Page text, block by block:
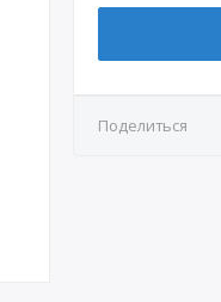
Поделиться